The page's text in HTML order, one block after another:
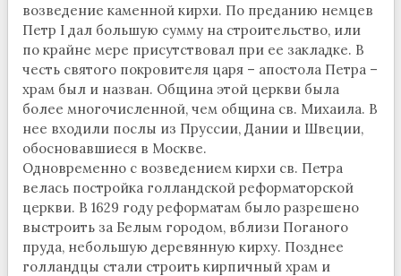
возведение каменной кирхи. По преданию немцев
Петр I дал большую сумму на строительство, или
по крайне мере присутствовал при ее закладке. В
честь святого покровителя царя – апостола Петра –
храм был и назван. Община этой церкви была
более многочисленной, чем община св. Михаила. В
нее входили послы из Пруссии, Дании и Швеции,
обосновавшиеся в Москве.
Одновременно с возведением кирхи св. Петра
велась постройка голландской реформаторской
церкви. В 1629 году реформатам было разрешено
выстроить за Белым городом, вблизи Поганого
пруда, небольшую деревянную кирху. Позднее
голландцы стали строить кирпичный храм и